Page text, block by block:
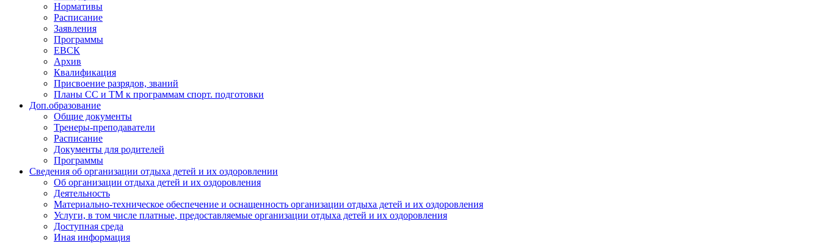
Нормативы
Расписание
Заявления
Программы
ЕВСК
Архив
Квалификация
Присвоение разрядов, званий
Планы СС и ТМ к программам спорт. подготовки
Доп.образование
Общие документы
Тренеры-преподаватели
Расписание
Документы для родителей
Программы
Сведения об организации отдыха детей и их оздоровлении
Об организации отдыха детей и их оздоровления
Деятельность
Материально-техническое обеспечение и оснащенность организации отдыха детей и их оздоровления
Услуги, в том числе платные, предоставляемые организации отдыха детей и их оздоровления
Доступная среда
Иная информация